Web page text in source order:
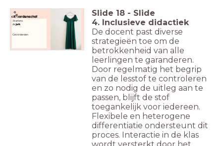
Woordenschat
Starters:
dejurk
Gevorderden
Slide 18 - Slide
4. Inclusieve didactiek
De docent past diverse
strategieën toe om de
betrokkenheid van alle
leerlingen te garanderen.
Door regelmatig het begrip
van de lesstof te controleren
en zo nodig de uitleg aan te
passen, blijft de stof
toegankelijk voor iedereen.
Flexibele en heterogene
differentiatie ondersteunt dit
proces. Interactie in de klas